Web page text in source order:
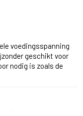
voedingsspanning
geschikt voor
nodig is zoals de